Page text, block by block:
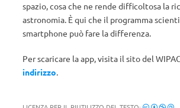
spazio, cosa che ne rende difficoltosa la
astronomia. È qui che il programma
smartphone può fare la differenza.
Per scaricare la app, visita il sito del
indirizzo.